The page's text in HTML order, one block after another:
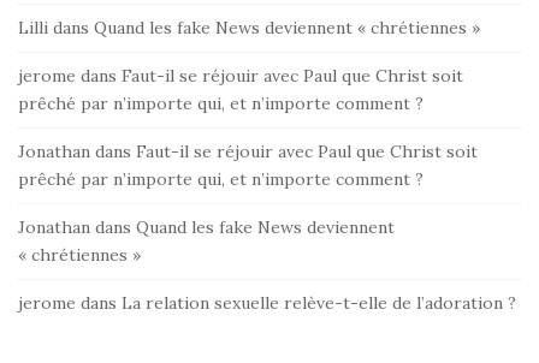
Lilli dans Quand les fake News deviennent « chrétiennes »
jerome dans Faut-il se réjouir avec Paul que Christ soit
prêché par n’importe qui, et n’importe comment ?
Jonathan dans Faut-il se réjouir avec Paul que Christ soit
prêché par n’importe qui, et n’importe comment ?
Jonathan dans Quand les fake News deviennent
« chrétiennes »
jerome dans La relation sexuelle relève-t-elle de l’adoration ?